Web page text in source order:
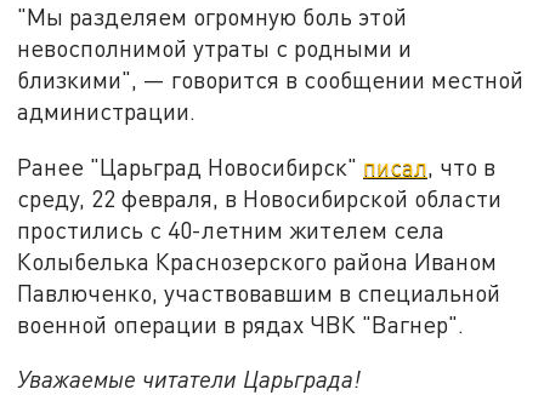
"Мы разделяем огромную боль этой
невосполнимой утраты с родными и
близкими", — говорится в сообщении местной
администрации.
Ранее "Царьград Новосибирск" писал , что в
среду, 22 февраля, в Новосибирской области
простились с 40-летним жителем села
Колыбелька Краснозерского района Иваном
Павлюченко, участвовавшим в специальной
военной операции в рядах ЧВК "Вагнер".
Уважаемые читатели Царьграда!